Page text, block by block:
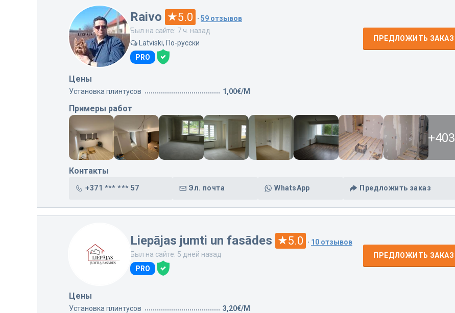
Raivo 5.0 · 59 отзывов
Был на сайте: 7 ч. назад
Latviski, По-русски
PRO
ПРЕДЛОЖИТЬ ЗАКАЗ
Цены
Установка плинтусов 1,00€/M
Примеры работ
+403
Контакты
+371 *** *** 57 Эл. почта WhatsApp Предложить заказ
Liepājas jumti un fasādes 5.0 · 10 отзывов
Был на сайте: 5 дней назад
PRO
ПРЕДЛОЖИТЬ ЗАКАЗ
Цены
Установка плинтусов 3,20€/M